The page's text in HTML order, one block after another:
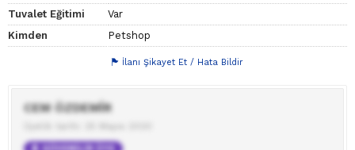
Tuvalet Eğitimi
Var
Kimden
Petshop
İlanı Şikayet Et / Hata Bildir
CEM ÖZDEMİR